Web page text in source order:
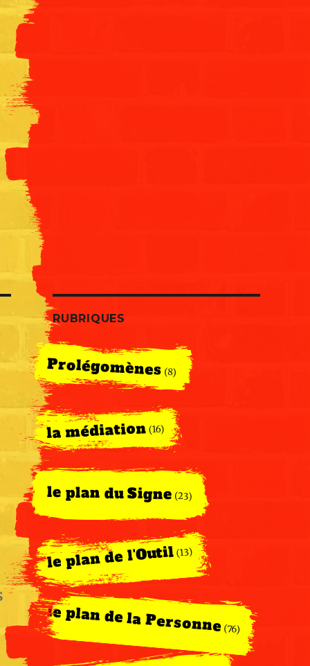
RUBRIQUES
Prolégomènes (8)
la médiation (16)
le plan du Signe (23)
le plan de l'Outil (13)
le plan de la Personne(76)